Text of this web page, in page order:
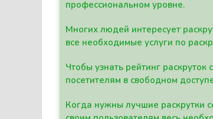
профессиональном уровне.
Многих людей интересует
все необходимые услуги по
Чтобы узнать рейтинг
посетителям в свободном
Когда нужны лучшие раскрутки